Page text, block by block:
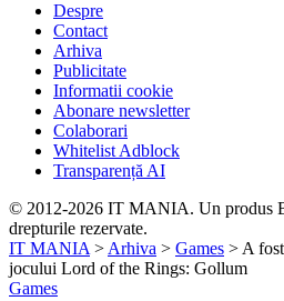
Despre
Contact
Arhiva
Publicitate
Informatii cookie
Abonare newsletter
Colaborari
Whitelist Adblock
Transparență AI
© 2012-2026 IT MANIA. Un produs
drepturile rezervate.
IT MANIA > Arhiva > Games > A
jocului Lord of the Rings: Gollum
Games